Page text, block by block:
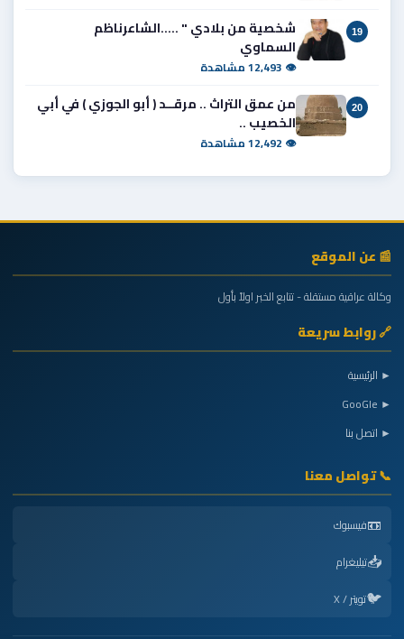
19
شخصية من بلادي " .....الشاعرناظم
السماوي
👁 12,493 مشاهدة
20
من عمق التراث .. مرقــد ( أبو الجوزي ) في أبي
الخصيب ..
👁 12,492 مشاهدة
📰 عن الموقع
وكالة عراقية مستقلة - تتابع الخبر اولاً بأول
🔗 روابط سريعة
► الرئيسية
► GooGle
► اتصل بنا
📞 تواصل معنا
📼فيسبوك
📥تيليغرام
🐦تويتر / X